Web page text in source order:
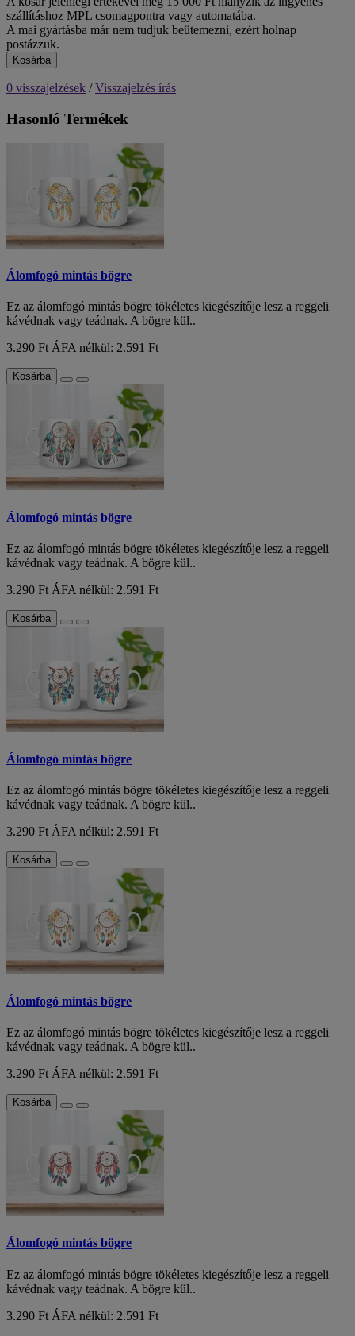
szállításhoz MPL csomagpontra vagy automatába.
A mai gyártásba már nem tudjuk beütemezni, ezért holnap
postázzuk.
Kosárba
0 visszajelzések /Visszajelzés írás
Hasonló Termékek
Álomfogó mintás bögre
Ez az álomfogó mintás bögre tökéletes kiegészítője lesz a reggeli
kávédnak vagy teádnak. A bögre kül..
3.290 Ft ÁFA nélkül: 2.591 Ft
Kosárba
Álomfogó mintás bögre
Ez az álomfogó mintás bögre tökéletes kiegészítője lesz a reggeli
kávédnak vagy teádnak. A bögre kül..
3.290 Ft ÁFA nélkül: 2.591 Ft
Kosárba
Álomfogó mintás bögre
Ez az álomfogó mintás bögre tökéletes kiegészítője lesz a reggeli
kávédnak vagy teádnak. A bögre kül..
3.290 FtÁFA nélkül: 2.591 Ft
Kosárba
Álomfogó mintás bögre
Ez az álomfogó mintás bögre tökéletes kiegészítője lesz a reggeli
kávédnak vagy teádnak. A bögre kül..
3.290 Ft ÁFA nélkül: 2.591 Ft
Kosárba
Álomfogó mintás bögre
Ez az álomfogó mintás bögre tökéletes kiegészítője lesz a reggeli
kávédnak vagy teádnak. A bögre kül..
3.290 Ft ÁFA nélkül: 2.591 Ft